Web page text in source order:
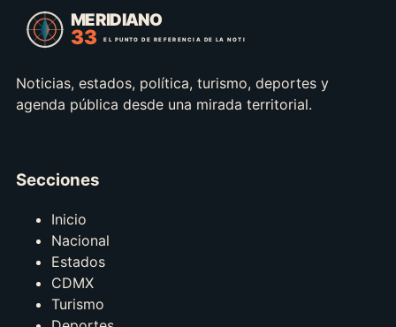
Noticias, estados, política, turismo, deportes y
agenda pública desde una mirada territorial.
Secciones
Inicio
Nacional
Estados
CDMX
Turismo